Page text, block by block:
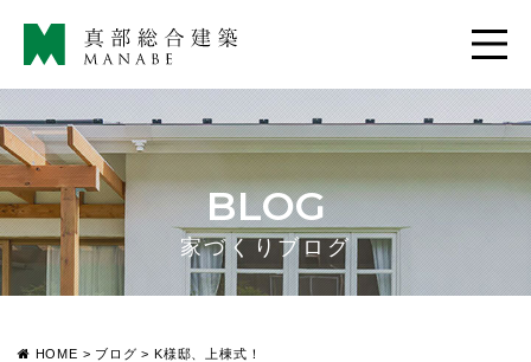
BLOG
家づくりブログ
HOME > ブログ >K様邸、上棟式！